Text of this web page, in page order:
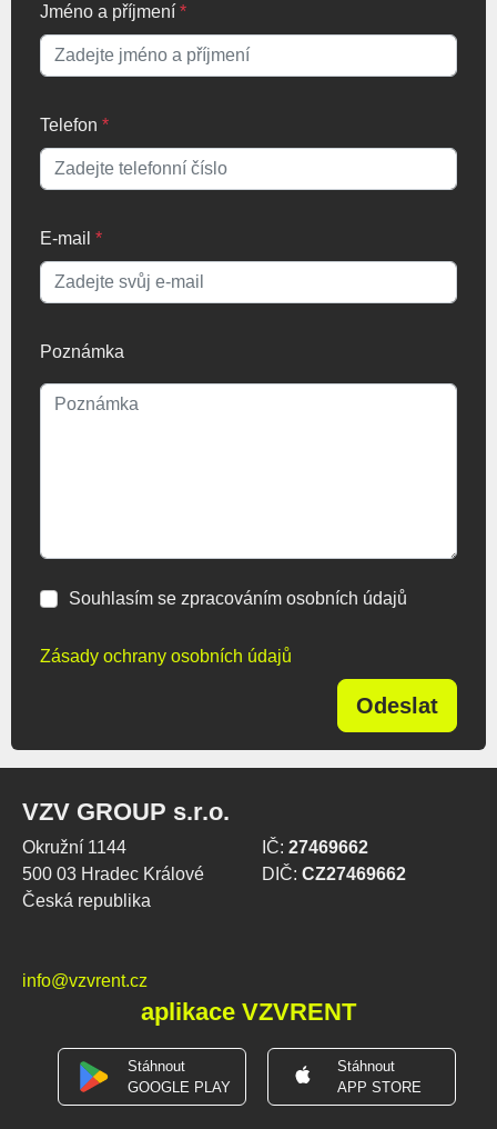
Jméno a příjmení *
Telefon *
E-mail *
Poznámka
Souhlasím se zpracováním osobních údajů
Zásady ochrany osobních údajů
Odeslat
VZV GROUP s.r.o.
Okružní 1144
500 03 Hradec Králové
Česká republika
IČ: 27469662
DIČ: CZ27469662
info@vzvrent.cz
aplikace VZVRENT
Stáhnout
GOOGLE PLAY
Stáhnout
APP STORE